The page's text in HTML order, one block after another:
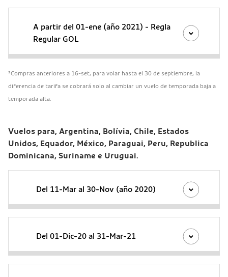
A partir del 01-ene (año 2021) - Regla
Regular GOL
²Compras anteriores a 16-set, para volar hasta el 30 de septiembre, la
diferencia de tarifa se cobrará solo al cambiar un vuelo de temporada baja a
temporada alta.
Vuelos para, Argentina, Bolívia, Chile, Estados
Unidos, Equador, México, Paraguai, Peru, Republica
Dominicana, Suriname e Uruguai.
Del 11-Mar al 30-Nov (año 2020)
Del 01-Dic-20 al 31-Mar-21